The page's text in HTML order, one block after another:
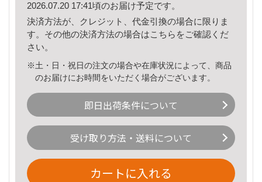
2026.07.20 17:41頃のお届け予定です。
決済方法が、クレジット、代金引換の場合に限りま
す。その他の決済方法の場合はこちら をご確認くだ
さい。
※土・日・祝日の注文の場合や在庫状況によって、商品
のお届けにお時間をいただく場合がございます。
即日出荷条件について
受け取り方法・送料について
カートに入れる